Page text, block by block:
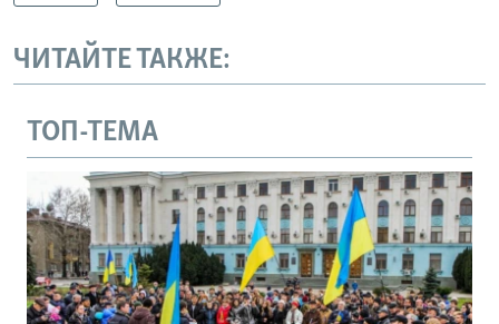
ЧИТАЙТЕ ТАКЖЕ:
ТОП-ТЕМА